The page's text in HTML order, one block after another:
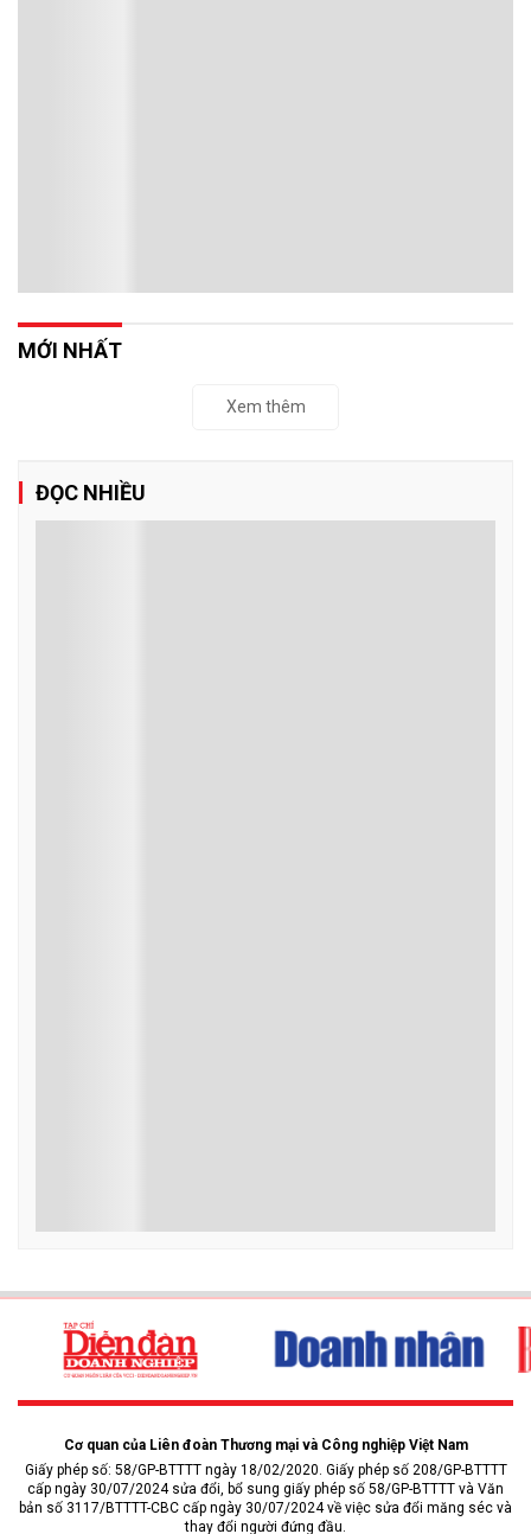
MỚI NHẤT
Xem thêm
ĐỌC NHIỀU
Cơ quan của Liên đoàn Thương mại và Công nghiệp Việt Nam
Giấy phép số: 58/GP-BTTTT ngày 18/02/2020. Giấy phép số 208/GP-BTTTT
cấp ngày 30/07/2024 sửa đổi, bổ sung giấy phép số 58/GP-BTTTT và Văn
bản số 3117/BTTTT-CBC cấp ngày 30/07/2024 về việc sửa đổi măng séc và
thay đổi người đứng đầu.